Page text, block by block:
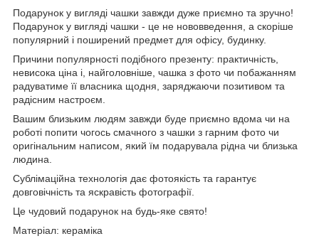
Подарунок у вигляді чашки завжди дуже приємно та зручно!
Подарунок у вигляді чашки - це не нововведення, а скоріше
популярний і поширений предмет для офісу, будинку.
Причини популярності подібного презенту: практичність,
невисока ціна і, найголовніше, чашка з фото чи побажанням
радуватиме її власника щодня, заряджаючи позитивом та
радісним настроєм.
Вашим близьким людям завжди буде приємно вдома чи на
роботі попити чогось смачного з чашки з гарним фото чи
оригінальним написом, який їм подарувала рідна чи близька
людина.
Сублімаційна технологія дає фотоякість та гарантує
довговічність та яскравість фотографії.
Це чудовий подарунок на будь-яке свято!
Матеріал: кераміка